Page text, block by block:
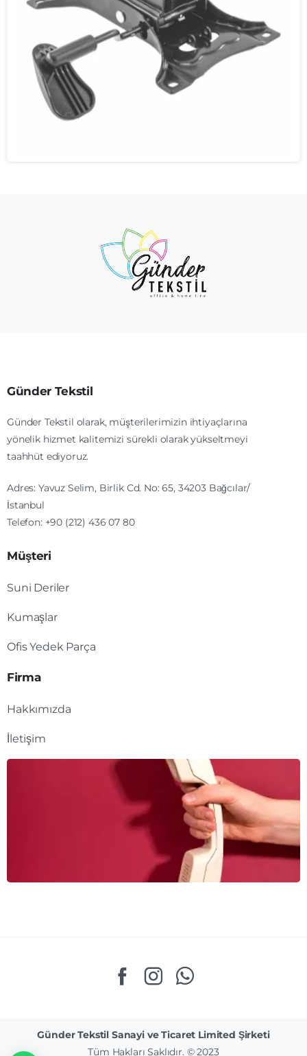
Günder Tekstil
Günder Tekstil olarak, müşterilerimizin ihtiyaçlarına
yönelik hizmet kalitemizi sürekli olarak yükseltmeyi
taahhüt ediyoruz.
Adres: Yavuz Selim, Birlik Cd. No: 65, 34203 Bağcılar/
İstanbul
Telefon: +90 (212) 436 07 80
Müşteri
Suni Deriler
Kumaşlar
Ofis Yedek Parça
Firma
Hakkımızda
İletişim
Günder Tekstil Sanayi ve Ticaret Limited Şirketi
Tüm Hakları Saklıdır. © 2023